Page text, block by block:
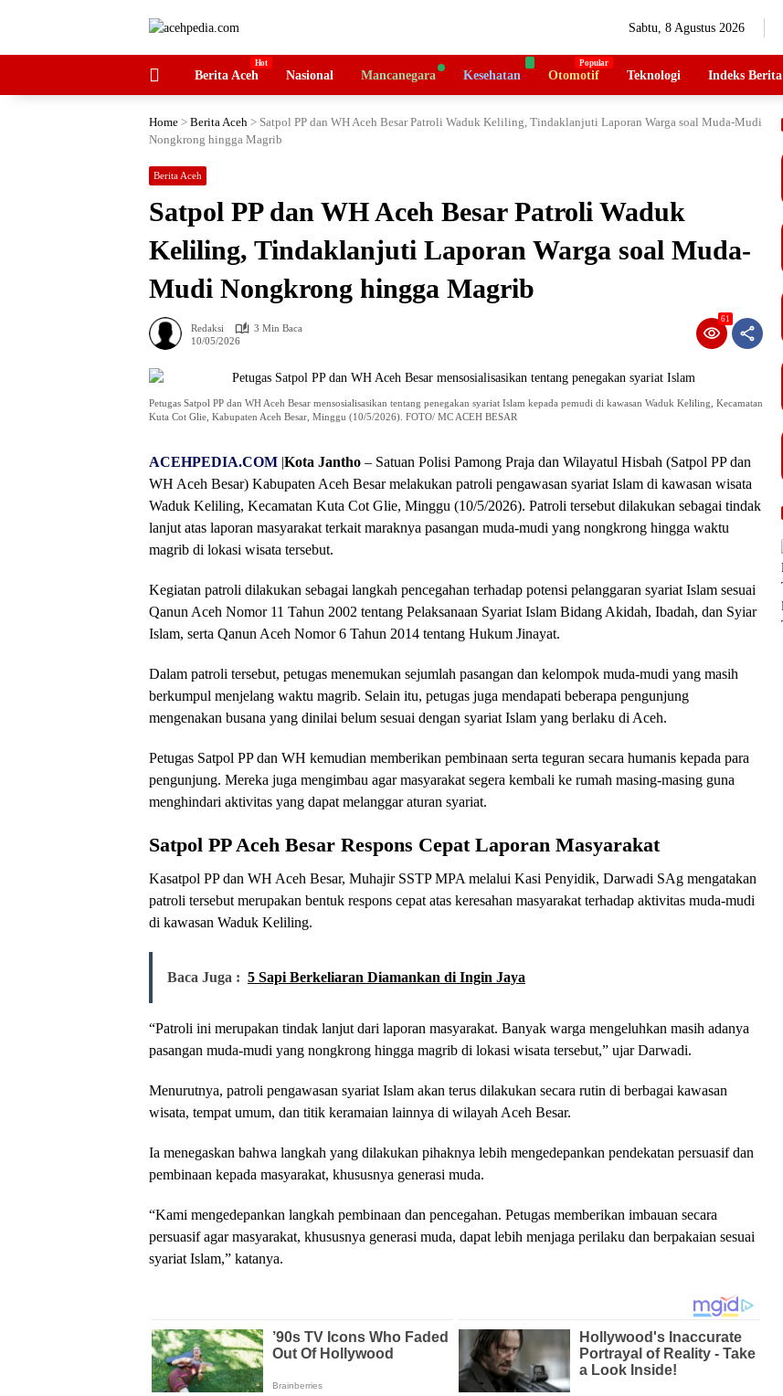
Sabtu, 8 Agustus 2026
HOMEBerita Aceh Nasional Mancanegara Kesehatan Otomotif Teknologi Indeks Berita
Home > Berita Aceh > Satpol PP dan WH Aceh Besar Patroli Waduk Keliling, Tindaklanjuti Laporan Warga soal Muda-Mudi
Nongkrong hingga Magrib
Berita Aceh
Satpol PP dan WH Aceh Besar Patroli Waduk
Keliling, Tindaklanjuti Laporan Warga soal Muda-
Mudi Nongkrong hingga Magrib
Redaksi
3 Min Baca
10/05/2026
61
Petugas Satpol PP dan WH Aceh Besar mensosialisasikan tentang penegakan syariat Islam kepada pemudi di kawasan Waduk Keliling, Kecamatan
Kuta Cot Glie, Kabupaten Aceh Besar, Minggu (10/5/2026). FOTO/ MC ACEH BESAR
ACEHPEDIA.COM |Kota Jantho – Satuan Polisi Pamong Praja dan Wilayatul Hisbah (Satpol PP dan
WH Aceh Besar) Kabupaten Aceh Besar melakukan patroli pengawasan syariat Islam di kawasan wisata
Waduk Keliling, Kecamatan Kuta Cot Glie, Minggu (10/5/2026). Patroli tersebut dilakukan sebagai tindak
lanjut atas laporan masyarakat terkait maraknya pasangan muda-mudi yang nongkrong hingga waktu
magrib di lokasi wisata tersebut.
Kegiatan patroli dilakukan sebagai langkah pencegahan terhadap potensi pelanggaran syariat Islam sesuai
Qanun Aceh Nomor 11 Tahun 2002 tentang Pelaksanaan Syariat Islam Bidang Akidah, Ibadah, dan Syiar
Islam, serta Qanun Aceh Nomor 6 Tahun 2014 tentang Hukum Jinayat.
Dalam patroli tersebut, petugas menemukan sejumlah pasangan dan kelompok muda-mudi yang masih
berkumpul menjelang waktu magrib. Selain itu, petugas juga mendapati beberapa pengunjung
mengenakan busana yang dinilai belum sesuai dengan syariat Islam yang berlaku di Aceh.
Petugas Satpol PP dan WH kemudian memberikan pembinaan serta teguran secara humanis kepada para
pengunjung. Mereka juga mengimbau agar masyarakat segera kembali ke rumah masing-masing guna
menghindari aktivitas yang dapat melanggar aturan syariat.
Satpol PP Aceh Besar Respons Cepat Laporan Masyarakat
Kasatpol PP dan WH Aceh Besar, Muhajir SSTP MPA melalui Kasi Penyidik, Darwadi SAg mengatakan
patroli tersebut merupakan bentuk respons cepat atas keresahan masyarakat terhadap aktivitas muda-mudi
di kawasan Waduk Keliling.
Baca Juga : 5 Sapi Berkeliaran Diamankan di Ingin Jaya
“Patroli ini merupakan tindak lanjut dari laporan masyarakat. Banyak warga mengeluhkan masih adanya
pasangan muda-mudi yang nongkrong hingga magrib di lokasi wisata tersebut,” ujar Darwadi.
Menurutnya, patroli pengawasan syariat Islam akan terus dilakukan secara rutin di berbagai kawasan
wisata, tempat umum, dan titik keramaian lainnya di wilayah Aceh Besar.
Ia menegaskan bahwa langkah yang dilakukan pihaknya lebih mengedepankan pendekatan persuasif dan
pembinaan kepada masyarakat, khususnya generasi muda.
“Kami mengedepankan langkah pembinaan dan pencegahan. Petugas memberikan imbauan secara
persuasif agar masyarakat, khususnya generasi muda, dapat lebih menjaga perilaku dan berpakaian sesuai
syariat Islam,” katanya.